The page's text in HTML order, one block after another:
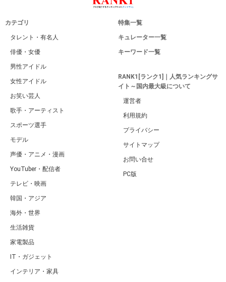
カテゴリ
タレント・有名人
俳優・女優
男性アイドル
女性アイドル
お笑い芸人
歌手・アーティスト
スポーツ選手
モデル
声優・アニメ・漫画
YouTuber・配信者
テレビ・映画
韓国・アジア
海外・世界
生活雑貨
家電製品
IT・ガジェット
インテリア・家具
特集一覧
キュレーター一覧
キーワード一覧
RANK1[ランク1]｜人気ランキングサ
イト～国内最大級について
運営者
利用規約
プライバシー
サイトマップ
お問い合せ
PC版